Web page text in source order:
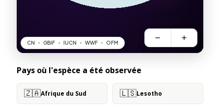
Pays où l'espèce a été observée
🇿🇦Afrique du Sud 🇱🇸Lesotho